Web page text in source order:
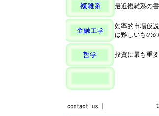
最近複雑系の
効率的市場仮
は難しいもの
投資に最も重